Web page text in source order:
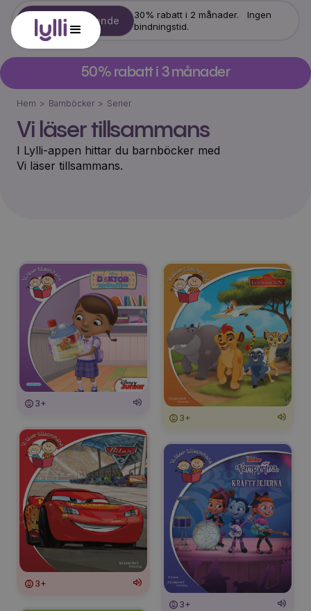
Starta erbjudande
30% rabatt i 2 månader. Ingen
bindningstid.
50% rabatt i 3 månader
Hem > Barnböcker > Serier
Vi läser tillsammans
I Lylli-appen hittar du barnböcker med
Vi läser tillsammans.
3+
3+
3+
3+